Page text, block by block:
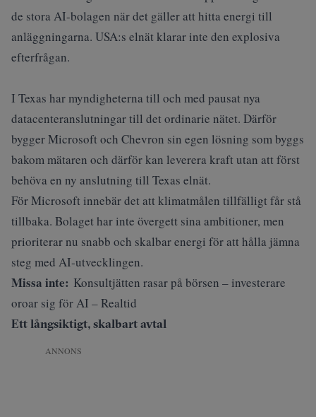
de stora AI-bolagen när det gäller att hitta energi till
anläggningarna. USA:s elnät klarar inte den explosiva
efterfrågan.
I Texas har myndigheterna till och med pausat nya
datacenteranslutningar till det ordinarie nätet. Därför
bygger Microsoft och Chevron sin egen lösning som byggs
bakom mätaren och därför kan leverera kraft utan att först
behöva en ny anslutning till Texas elnät.
För Microsoft innebär det att klimatmålen tillfälligt får stå
tillbaka. Bolaget har inte övergett sina ambitioner, men
prioriterar nu snabb och skalbar energi för att hålla jämna
steg med AI‑utvecklingen.
Missa inte: Konsultjätten rasar på börsen – investerare
oroar sig för AI – Realtid
Ett långsiktigt, skalbart avtal
ANNONS